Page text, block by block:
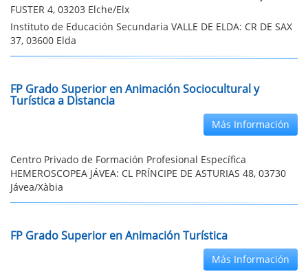
FUSTER 4, 03203 Elche/Elx
Instituto de Educación Secundaria VALLE DE ELDA: CR DE SAX
37, 03600 Elda
FP Grado Superior en Animación Sociocultural y
Turística a Distancia
Más Información
Centro Privado de Formación Profesional Específica
HEMEROSCOPEA JÁVEA: CL PRÍNCIPE DE ASTURIAS 48, 03730
Jávea/Xàbia
FP Grado Superior en Animación Turística
Más Información